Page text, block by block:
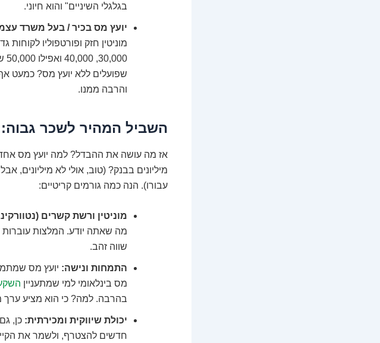
בגלגלי השיניים" והוא חיוני.
יועץ מס בכיר / בעל משרד
שפועלים ללא יועץ מס? כמעט
והרבה ממנו.
השביל המהיר לשכר
אז מה עושה את ההבדל? למה יועץ מס
מיליונים בבנק? (טוב, אולי לא מיליונים,
עבורו). הנה כמה גורמים קריטיים:
מוניטין ורשת קשרים
מה שאתה יודע. המלצות עוברות
שווה זהב.
התמחות ונישה: יועץ מס
מס בינלאומי למי שמתעניין
בהרבה. למה? כי הוא מציע ערך
יכולת שיווקית ומכירתית: כן,
חדשים להצטרף, ולשמר את